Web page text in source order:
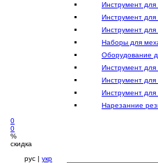
Инструмент для
Инструмент для
Инструмент для
Наборы для
Оборудование
Инструмент для
Инструмент для
Инструмент для
Нарезанние
0
0
%
скидка
рус | укр